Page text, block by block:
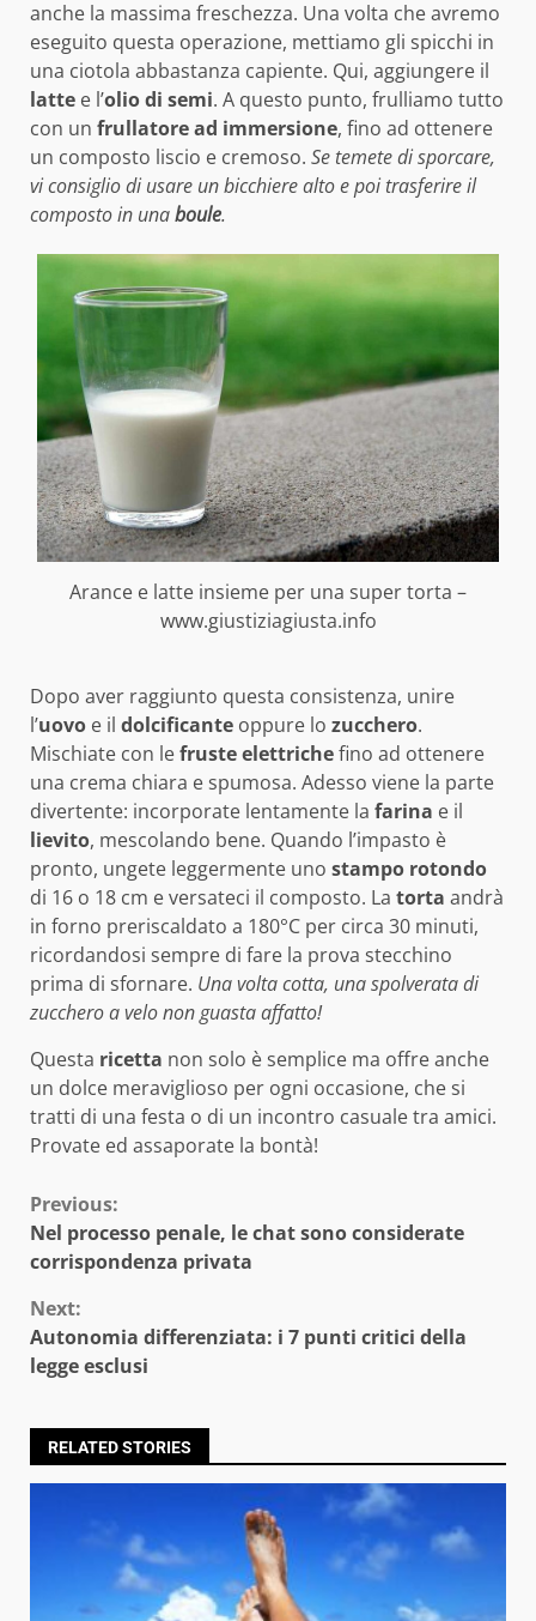
anche la massima freschezza. Una volta che avremo
eseguito questa operazione, mettiamo gli spicchi in
una ciotola abbastanza capiente. Qui, aggiungere il
latte e l’olio di semi. A questo punto, frulliamo tutto
con un frullatore ad immersione, fino ad ottenere
un composto liscio e cremoso. Se temete di sporcare,
vi consiglio di usare un bicchiere alto e poi trasferire il
composto in unaboule.
Arance e latte insieme per una super torta –
www.giustiziagiusta.info
Dopo aver raggiunto questa consistenza, unire
l’uovo e il dolcificante oppure lo zucchero.
Mischiate con lefruste elettrichefino ad ottenere
una crema chiara e spumosa. Adesso viene la parte
divertente: incorporate lentamente la farina e il
lievito, mescolando bene. Quando l’impasto è
pronto, ungete leggermente uno stampo rotondo
di 16 o 18 cm e versateci il composto. La torta andrà
in forno preriscaldato a 180°C per circa 30 minuti,
ricordandosi sempre di fare la prova stecchino
prima di sfornare. Una volta cotta, una spolverata di
zucchero a velo non guasta affatto!
Questa ricetta non solo è semplice ma offre anche
un dolce meraviglioso per ogni occasione, che si
tratti di una festa o di un incontro casuale tra amici.
Provate ed assaporate la bontà!
Continue
Reading
Previous:
Nel processo penale, le chat sono considerate
corrispondenza privata
Next:
Autonomia differenziata: i 7 punti critici della
legge esclusi
RELATED STORIES